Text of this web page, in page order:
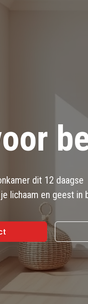
dit 12 daagse
lichaam en geest in